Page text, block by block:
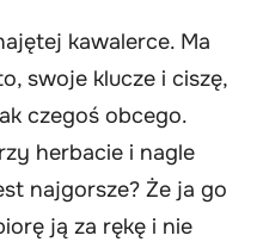
kawalerce. Ma
swoje klucze i ciszę,
czegoś obcego.
herbacie i nagle
najgorsze? Że ja go
ją za rękę i nie